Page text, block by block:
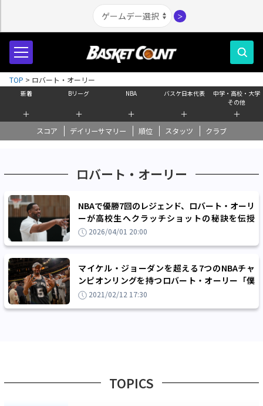
＞
新着
＋
Bリーグ
＋
NBA
＋
バスケ日本代表
＋
中学・高校・大学
その他
＋
スコア デイリーサマリー 順位 スタッツ クラブ
TOP > ロバート・オーリー
ロバート・オーリー
NBAで優勝7回のレジェンド、ロバート・オーリ
ーが高校生へクラッチショットの秘訣を伝授
「チームワークは成功のために不可欠」
2026/04/01 20:00
マイケル・ジョーダンを超える7つのNBAチャ
ンピオンリングを持つロバート・オーリー「僕
は重要な歯車だったんだ」
2021/02/12 17:30
TOPICS